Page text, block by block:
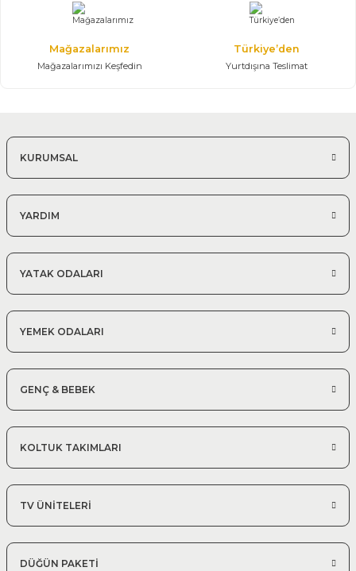
Mağazalarımız
Mağazalarımızı Keşfedin
Türkiye’den
Yurtdışına Teslimat
KURUMSAL
YARDIM
YATAK ODALARI
YEMEK ODALARI
GENÇ & BEBEK
KOLTUK TAKIMLARI
TV ÜNİTELERİ
DÜĞÜN PAKETİ